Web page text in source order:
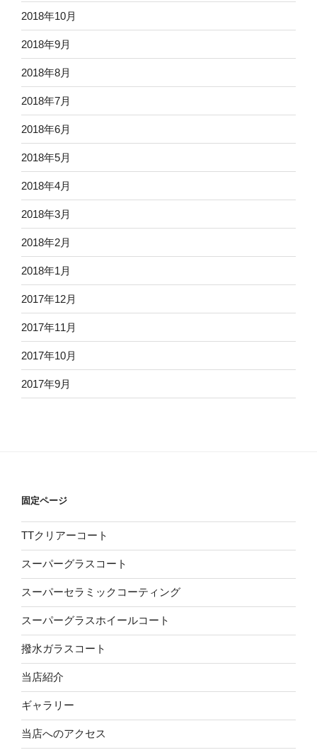
2018年10月
2018年9月
2018年8月
2018年7月
2018年6月
2018年5月
2018年4月
2018年3月
2018年2月
2018年1月
2017年12月
2017年11月
2017年10月
2017年9月
固定ページ
TTクリアーコート
スーパーグラスコート
スーパーセラミックコーティング
スーパーグラスホイールコート
撥水ガラスコート
当店紹介
ギャラリー
当店へのアクセス